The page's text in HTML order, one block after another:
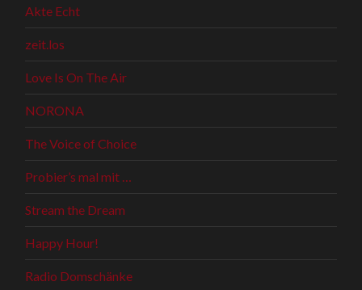
Akte Echt
zeit.los
Love Is On The Air
NORONA
The Voice of Choice
Probier’s mal mit …
Stream the Dream
Happy Hour!
Radio Domschänke